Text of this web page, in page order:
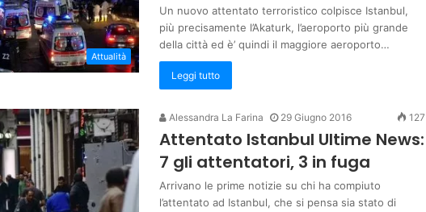
Attualità
Un nuovo attentato terroristico colpisce Istanbul,
più precisamente l’Akaturk, l’aeroporto più grande
della città ed è’ quindi il maggiore aeroporto…
Leggi tutto
Alessandra La Farina 29 Giugno 2016 127
Attentato Istanbul Ultime News:
7 gli attentatori, 3 in fuga
Arrivano le prime notizie su chi ha compiuto
l’attentato ad Istanbul, che si pensa sia stato di